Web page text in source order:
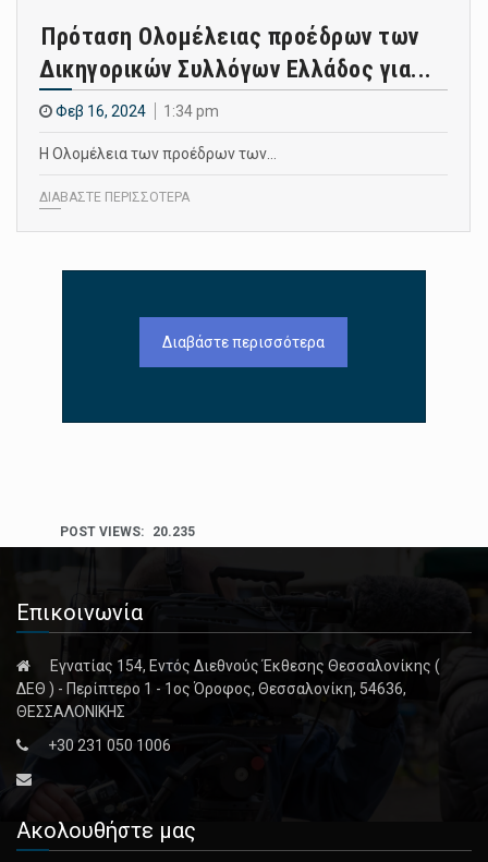
Πρόταση Ολομέλειας προέδρων των
Δικηγορικών Συλλόγων Ελλάδος για...
Φεβ 16, 2024 1:34 pm
Η Ολομέλεια των προέδρων των…
ΔΙΑΒΑΣΤΕ ΠΕΡΙΣΣΟΤΕΡΑ
Διαβάστε περισσότερα
POST VIEWS: 20.235
Επικοινωνία
Εγνατίας 154, Εντός Διεθνούς Έκθεσης Θεσσαλονίκης (
ΔΕΘ ) - Περίπτερο 1 - 1ος Όροφος, Θεσσαλονίκη, 54636,
ΘΕΣΣΑΛΟΝΙΚΗΣ
+30 231 050 1006
Ακολουθήστε μας